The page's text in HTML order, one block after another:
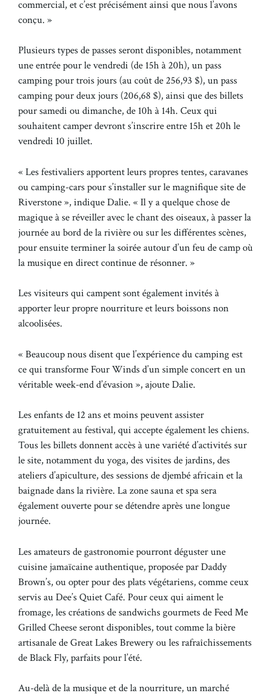
commercial, et c’est précisément ainsi que nous l’avons
conçu. »
Plusieurs types de passes seront disponibles, notamment
une entrée pour le vendredi (de 15h à 20h), un pass
camping pour trois jours (au coût de 256,93 $), un pass
camping pour deux jours (206,68 $), ainsi que des billets
pour samedi ou dimanche, de 10h à 14h. Ceux qui
souhaitent camper devront s’inscrire entre 15h et 20h le
vendredi 10 juillet.
« Les festivaliers apportent leurs propres tentes, caravanes
ou camping-cars pour s’installer sur le magnifique site de
Riverstone », indique Dalie. « Il y a quelque chose de
magique à se réveiller avec le chant des oiseaux, à passer la
journée au bord de la rivière ou sur les différentes scènes,
pour ensuite terminer la soirée autour d’un feu de camp où
la musique en direct continue de résonner. »
Les visiteurs qui campent sont également invités à
apporter leur propre nourriture et leurs boissons non
alcoolisées.
« Beaucoup nous disent que l’expérience du camping est
ce qui transforme Four Winds d’un simple concert en un
véritable week-end d’évasion », ajoute Dalie.
Les enfants de 12 ans et moins peuvent assister
gratuitement au festival, qui accepte également les chiens.
Tous les billets donnent accès à une variété d’activités sur
le site, notamment du yoga, des visites de jardins, des
ateliers d’apiculture, des sessions de djembé africain et la
baignade dans la rivière. La zone sauna et spa sera
également ouverte pour se détendre après une longue
journée.
Les amateurs de gastronomie pourront déguster une
cuisine jamaïcaine authentique, proposée par Daddy
Brown’s, ou opter pour des plats végétariens, comme ceux
servis au Dee’s Quiet Café. Pour ceux qui aiment le
fromage, les créations de sandwichs gourmets de Feed Me
Grilled Cheese seront disponibles, tout comme la bière
artisanale de Great Lakes Brewery ou les rafraîchissements
de Black Fly, parfaits pour l’été.
Au-delà de la musique et de la nourriture, un marché